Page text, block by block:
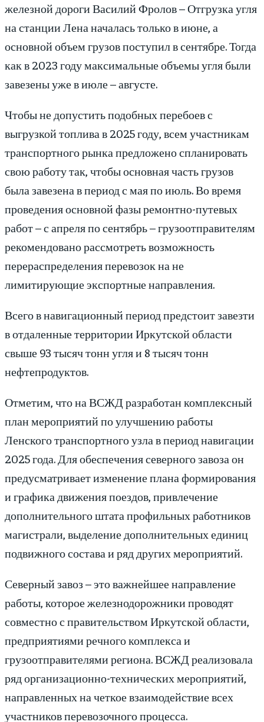
железной дороги Василий Фролов – Отгрузка угля
на станции Лена началась только в июне, а
основной объем грузов поступил в сентябре. Тогда
как в 2023 году максимальные объемы угля были
завезены уже в июле – августе.
Чтобы не допустить подобных перебоев с
выгрузкой топлива в 2025 году, всем участникам
транспортного рынка предложено спланировать
свою работу так, чтобы основная часть грузов
была завезена в период с мая по июль. Во время
проведения основной фазы ремонтно-путевых
работ – с апреля по сентябрь – грузоотправителям
рекомендовано рассмотреть возможность
перераспределения перевозок на не
лимитирующие экспортные направления.
Всего в навигационный период предстоит завезти
в отдаленные территории Иркутской области
свыше 93 тысяч тонн угля и 8 тысяч тонн
нефтепродуктов.
Отметим, что на ВСЖД разработан комплексный
план мероприятий по улучшению работы
Ленского транспортного узла в период навигации
2025 года. Для обеспечения северного завоза он
предусматривает изменение плана формирования
и графика движения поездов, привлечение
дополнительного штата профильных работников
магистрали, выделение дополнительных единиц
подвижного состава и ряд других мероприятий.
Северный завоз – это важнейшее направление
работы, которое железнодорожники проводят
совместно с правительством Иркутской области,
предприятиями речного комплекса и
грузоотправителями региона. ВСЖД реализовала
ряд организационно-технических мероприятий,
направленных на четкое взаимодействие всех
участников перевозочного процесса.